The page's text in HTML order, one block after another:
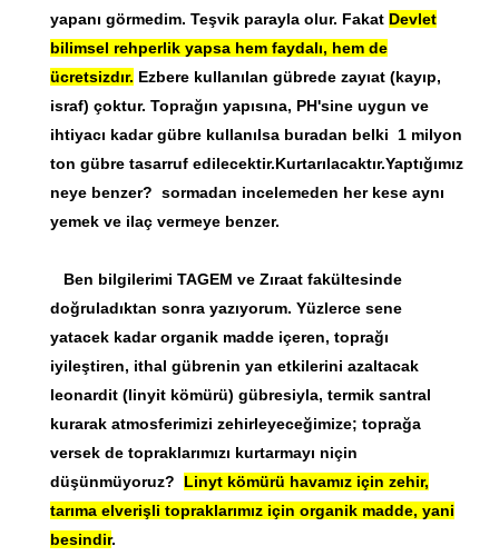
yapanı görmedim. Teşvik parayla olur. Fakat Devlet
bilimsel rehperlik yapsa hem faydalı, hem de
ücretsizdır. Ezbere kullanılan gübrede zayıat (kayıp,
israf) çoktur. Toprağın yapısına, PH'sine uygun ve
ihtiyacı kadar gübre kullanılsa buradan belki 1 milyon
ton gübre tasarruf edilecektir.Kurtarılacaktır.Yaptığımız
neye benzer? sormadan incelemeden her kese aynı
yemek ve ilaç vermeye benzer.
Ben bilgilerimi TAGEM ve Zıraat fakültesinde
doğruladıktan sonra yazıyorum. Yüzlerce sene
yatacek kadar organik madde içeren, toprağı
iyileştiren, ithal gübrenin yan etkilerini azaltacak
leonardit (linyit kömürü) gübresiyla, termik santral
kurarak atmosferimizi zehirleyeceğimize; toprağa
versek de topraklarımızı kurtarmayı niçin
düşünmüyoruz? Linyt kömürü havamız için zehir,
tarıma elverişli topraklarımız için organik madde, yani
besindir.